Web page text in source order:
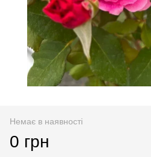
Немає в наявності
0 грн